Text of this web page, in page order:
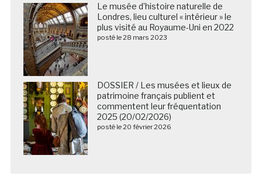
Le musée d’histoire naturelle de
Londres, lieu culturel « intérieur » le
plus visité au Royaume-Uni en 2022
posté le 28 mars 2023
DOSSIER / Les musées et lieux de
patrimoine français publient et
commentent leur fréquentation
2025 (20/02/2026)
posté le 20 février 2026